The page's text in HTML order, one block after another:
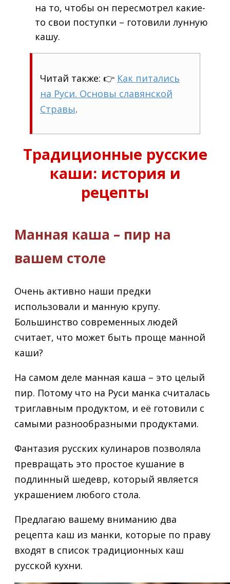
на то, чтобы он пересмотрел какие-
то свои поступки – готовили лунную
кашу.
Читай также: 👉 Как питались
на Руси. Основы славянской
Стравы.
Традиционные русские
каши: история и
рецепты
Манная каша – пир на
вашем столе
Очень активно наши предки
использовали и манную крупу.
Большинство современных людей
считает, что может быть проще манной
каши?
На самом деле манная каша – это целый
пир. Потому что на Руси манка считалась
триглавным продуктом, и её готовили с
самыми разнообразными продуктами.
Фантазия русских кулинаров позволяла
превращать это простое кушание в
подлинный шедевр, который является
украшением любого стола.
Предлагаю вашему вниманию два
рецепта каш из манки, которые по праву
входят в список традиционных каш
русской кухни.